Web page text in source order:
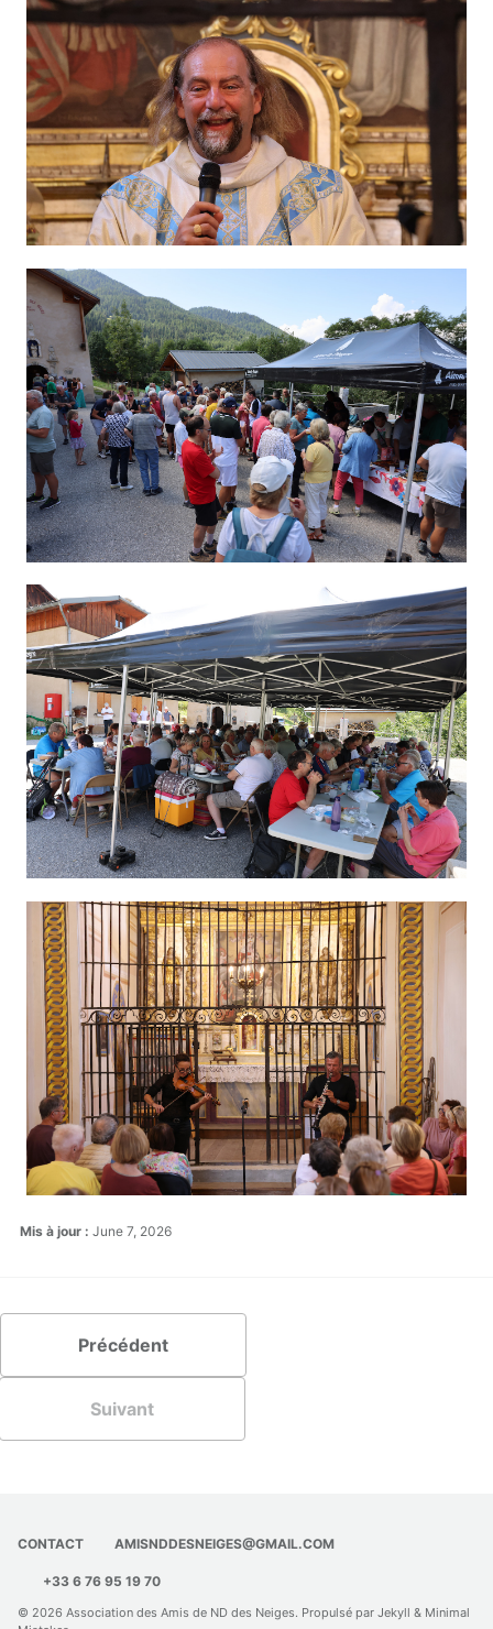
Mis à jour : June 7, 2026
Précédent
Suivant
CONTACT AMISNDDESNEIGES@GMAIL.COM
+33 6 76 95 19 70
© 2026 Association des Amis de ND des Neiges. Propulsé par Jekyll & Minimal